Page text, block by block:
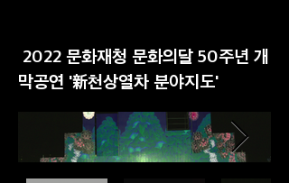
2022 문화재청 문화의달 50주년 개
막공연 '新천상열차 분야지도'